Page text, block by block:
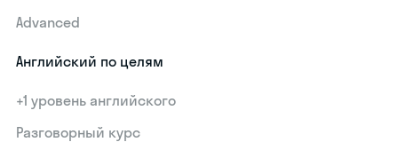
Advanced
Английский по целям
+1 уровень английского
Разговорный курс